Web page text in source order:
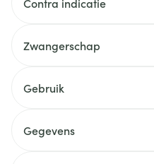
Zwangerschap
Gebruik
Gegevens